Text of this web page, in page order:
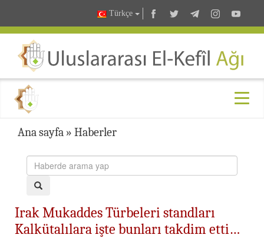
Türkçe
Ana sayfa » Haberler
Irak Mukaddes Türbeleri standları
Kalkütalılara işte bunları takdim etti…